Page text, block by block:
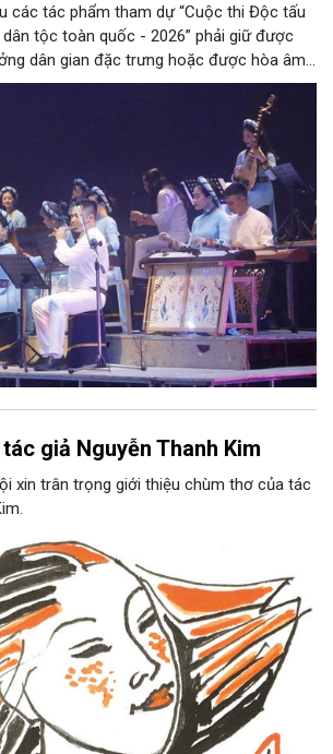
các tác phẩm tham dự “Cuộc thi Độc tấu
tộc toàn quốc - 2026” phải giữ được
dân gian đặc trưng hoặc được hòa âm,
tảng làn điệu âm nhạc truyền thống Việt
được trình diễn trực tiếp bằng nhạc cụ dân
giả Nguyễn Thanh Kim
xin trân trọng giới thiệu chùm thơ của tác